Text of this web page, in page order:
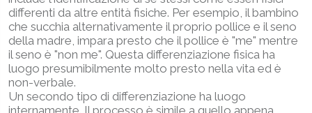
differenti da altre entità fisiche. Per esempio, il bambino
che succhia alternativamente il proprio pollice e il seno
della madre, impara presto che il pollice è "me" mentre
il seno è "non me". Questa differenziazione fisica ha
luogo presumibilmente molto presto nella vita ed è
non-verbale.
Un secondo tipo di differenziazione ha luogo
internamente. Il processo è simile a quello appena